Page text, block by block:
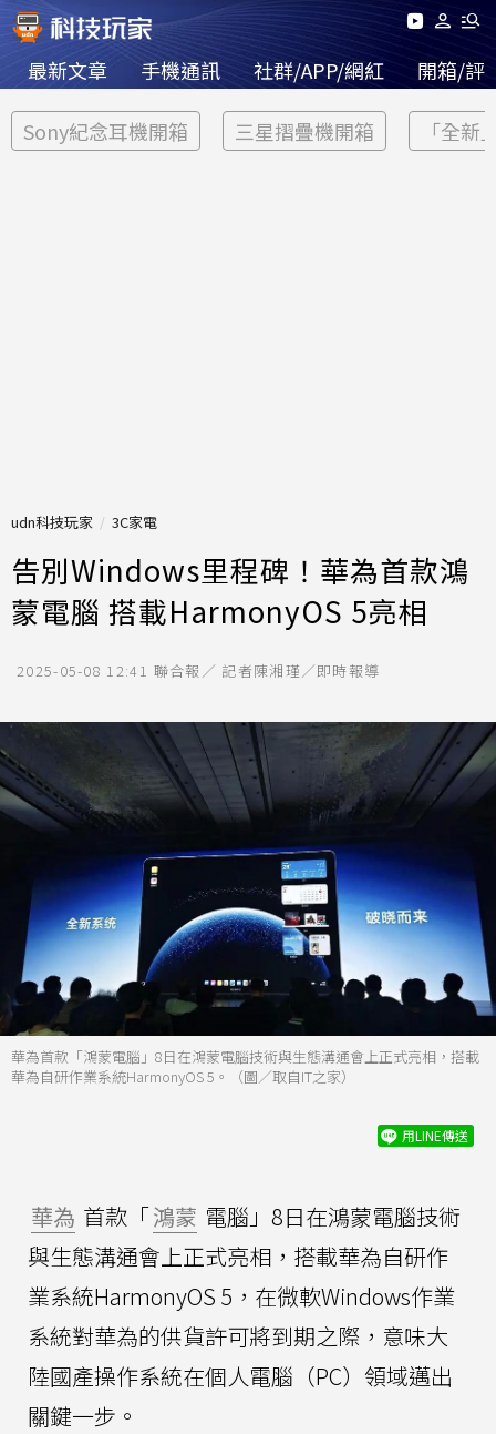
最新文章 手機通訊 社群/APP/網紅 開箱/評
Sony紀念耳機開箱 三星摺疊機開箱 「全新
udn科技玩家 3C家電
告別Windows里程碑！華為首款鴻
蒙電腦 搭載HarmonyOS 5亮相
2025-05-08 12:41 聯合報／ 記者陳湘瑾／即時報導
華為首款「鴻蒙電腦」8日在鴻蒙電腦技術與生態溝通會上正式亮相，搭載
華為自研作業系統HarmonyOS 5。（圖／取自IT之家）
用LINE傳送
華為 首款「鴻蒙 電腦」8日在鴻蒙電腦技術
與生態溝通會上正式亮相，搭載華為自研作
業系統HarmonyOS 5，在微軟Windows作業
系統對華為的供貨許可將到期之際，意味大
陸國產操作系統在個人電腦（PC）領域邁出
關鍵一步。